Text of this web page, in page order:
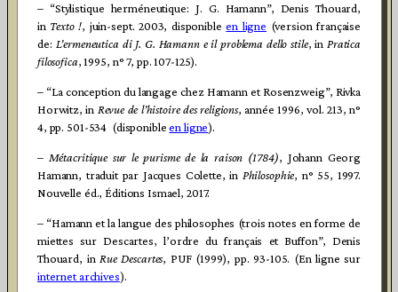
– “Stylistique herméneutique: J. G. Hamann”, Denis Thouard,
in Texto !, juin-sept. 2003, disponibleen ligne (version française
de: L’ermeneutica di J. G. Hamann e il problema dello stile, in Pratica
filosofica, 1995, n° 7, pp. 107-125).
– “La conception du langage chez Hamann et Rosenzweig”, Rivka
Horwitz, in Revue de l’histoire des religions, année 1996, vol. 213, n°
4, pp. 501-534 (disponible en ligne).
– Métacritique sur le purisme de la raison (1784), Johann Georg
Hamann, traduit par Jacques Colette, in Philosophie, n° 55, 1997.
Nouvelle éd., Éditions Ismael, 2017.
– “Hamann et la langue des philosophes (trois notes en forme de
miettes sur Descartes, l’ordre du français et Buffon”, Denis
Thouard, inRue Descartes, PUF (1999), pp. 93-105. (En ligne sur
internet archives).